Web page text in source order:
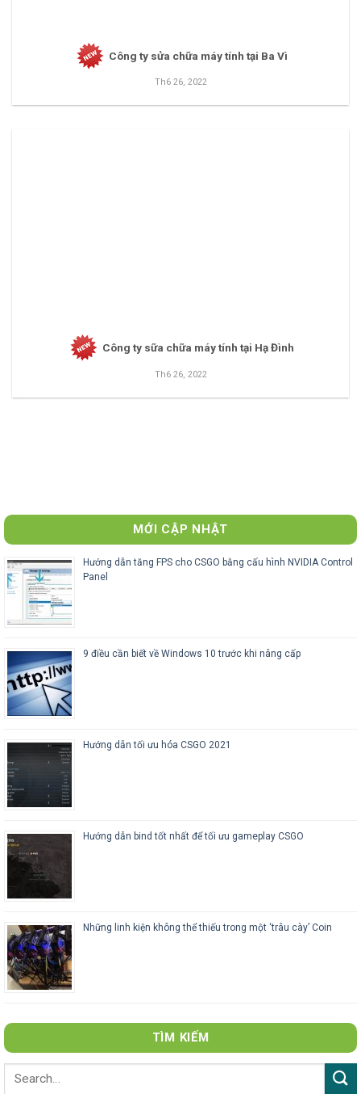
Công ty sửa chữa máy tính tại Ba Vì
Th6 26, 2022
Công ty sữa chữa máy tính tại Hạ Đình
Th6 26, 2022
MỚI CẬP NHẬT
Hướng dẫn tăng FPS cho CSGO bằng cấu hình NVIDIA Control
Panel
9 điều cần biết về Windows 10 trước khi nâng cấp
Hướng dẫn tối ưu hóa CSGO 2021
Hướng dẫn bind tốt nhất để tối ưu gameplay CSGO
Những linh kiện không thể thiếu trong một ‘trâu cày’ Coin
TÌM KIẾM